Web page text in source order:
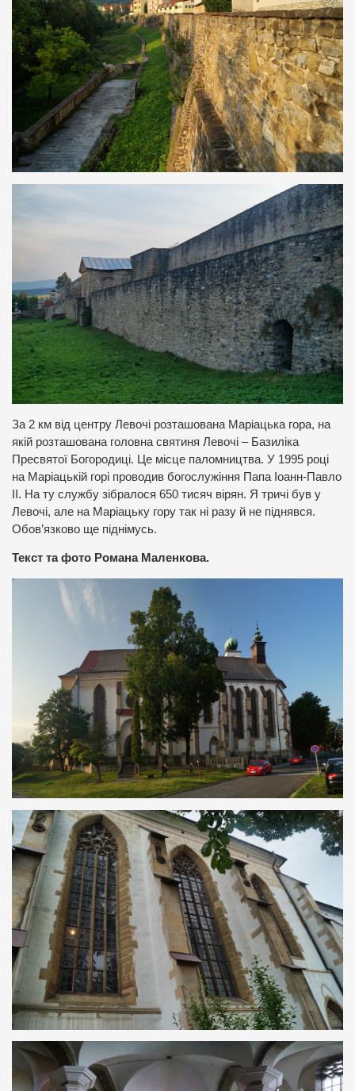
За 2 км від центру Левочі розташована Маріацька гора, на
якій розташована головна святиня Левочі – Базиліка
Пресвятої Богородиці. Це місце паломництва. У 1995 році
на Маріацькій горі проводив богослужіння Папа Іоанн-Павло
ІІ. На ту службу зібралося 650 тисяч вірян. Я тричі був у
Левочі, але на Маріацьку гору так ні разу й не піднявся.
Обов’язково ще піднімусь.
Текст та фото Романа Маленкова.